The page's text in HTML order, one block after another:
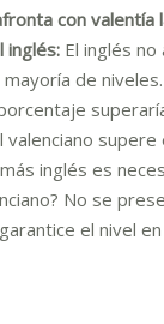
con valentía
inglés: El inglés
de
supere
inglés es
No se
el nivel